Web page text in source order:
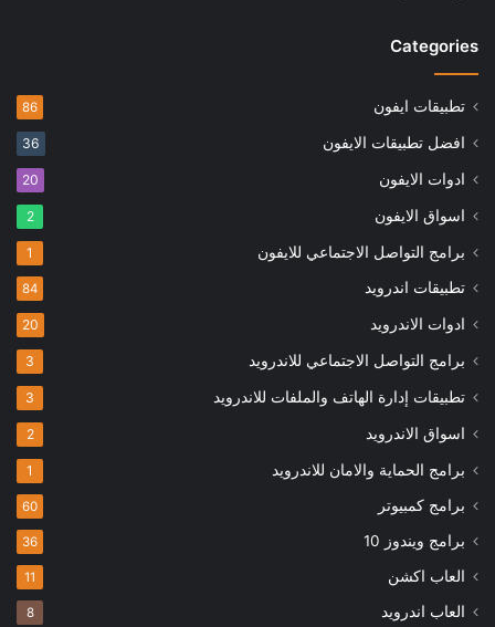
Categories
تطبيقات ايفون 86
افضل تطبيقات الايفون 36
ادوات الايفون 20
اسواق الايفون 2
برامج التواصل الاجتماعي للايفون 1
تطبيقات اندرويد 84
ادوات الاندرويد 20
برامج التواصل الاجتماعي للاندرويد 3
تطبيقات إدارة الهاتف والملفات للاندرويد 3
اسواق الاندرويد 2
برامج الحماية والامان للاندرويد 1
برامج كمبيوتر 60
برامج ويندوز 10 36
العاب اكشن 11
العاب اندرويد 8